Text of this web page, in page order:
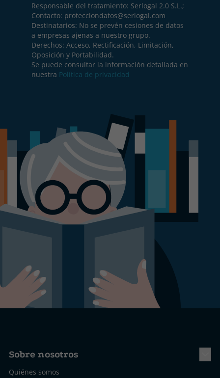
Responsable del tratamiento: Serlogal 2.0 S.L.;
Contacto: protecciondatos@serlogal.com
Destinatarios: No se prevén cesiones de datos
a empresas ajenas a nuestro grupo.
Derechos: Acceso, Rectificación, Limitación,
Oposición y Portabilidad.
Se puede consultar la información detallada en
nuestra Política de privacidad
Sobre nosotros
Quiénes somos